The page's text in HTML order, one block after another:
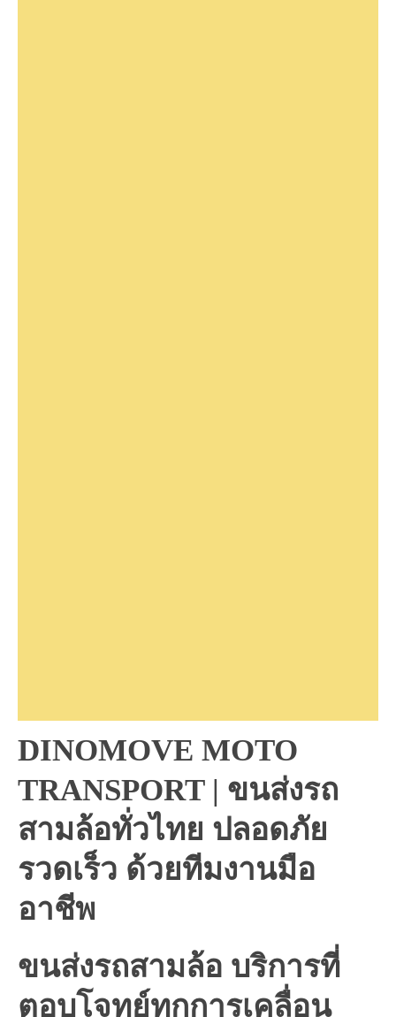
DINOMOVE MOTO
TRANSPORT | ขนส่งรถ
สามล้อทั่วไทย ปลอดภัย
รวดเร็ว ด้วยทีมงานมือ
อาชีพ
ขนส่งรถสามล้อ บริการที่
ตอบโจทย์ทุกการเคลื่อน